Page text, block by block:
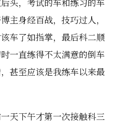
主身经百战，技巧过人，
车了如指掌，最后科二顺
一直练得不太满意的倒车
甚至应该是我练车以来最
天下午才第一次接触科三